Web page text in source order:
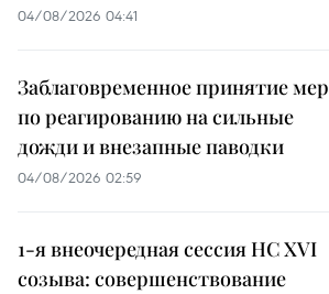
04/08/2026 04:41
Заблаговременное принятие мер
по реагированию на сильные
дожди и внезапные паводки
04/08/2026 02:59
1-я внеочередная сессия НС XVI
созыва: совершенствование